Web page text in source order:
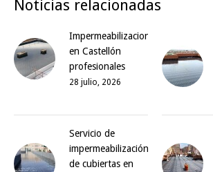
Noticias relacionadas
Impermeabilizaciones
en Castellón
profesionales
28 julio, 2026
Servicio de
impermeabilización
de cubiertas en